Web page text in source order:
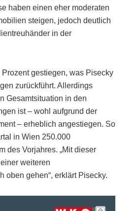
haben einen eher moderaten
steigen, jedoch deutlich
in der
gestiegen, was Pisecky
zurückführt. Allerdings
Gesamtsituation in den
ist – wohl aufgrund der
– erheblich angestiegen. So
in Wien 250.000
des Vorjahres. „Mit dieser
weiteren
oben gehen“, erklärt Pisecky.